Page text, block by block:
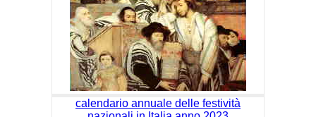
calendario annuale delle festività